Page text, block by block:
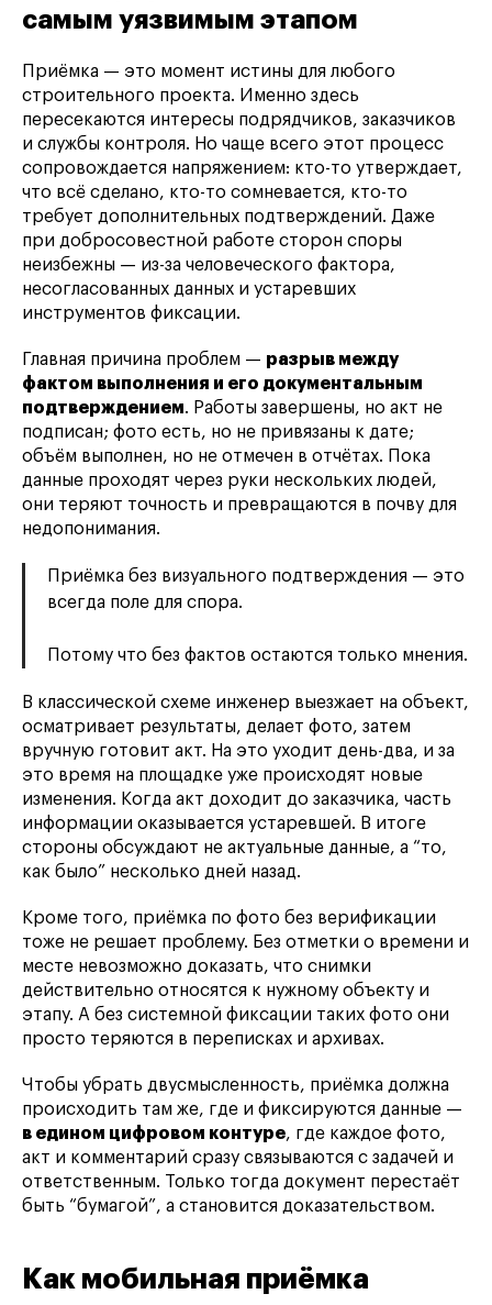
самым уязвимым этапом
Приёмка — это момент истины для любого
строительного проекта. Именно здесь
пересекаются интересы подрядчиков, заказчиков
и службы контроля. Но чаще всего этот процесс
сопровождается напряжением: кто-то утверждает,
что всё сделано, кто-то сомневается, кто-то
требует дополнительных подтверждений. Даже
при добросовестной работе сторон споры
неизбежны — из-за человеческого фактора,
несогласованных данных и устаревших
инструментов фиксации.
Главная причина проблем — разрыв между
фактом выполнения и его документальным
подтверждением. Работы завершены, но акт не
подписан; фото есть, но не привязаны к дате;
объём выполнен, но не отмечен в отчётах. Пока
данные проходят через руки нескольких людей,
они теряют точность и превращаются в почву для
недопонимания.
Приёмка без визуального подтверждения — это
всегда поле для спора.
Потому что без фактов остаются только мнения.
В классической схеме инженер выезжает на объект,
осматривает результаты, делает фото, затем
вручную готовит акт. На это уходит день-два, и за
это время на площадке уже происходят новые
изменения. Когда акт доходит до заказчика, часть
информации оказывается устаревшей. В итоге
стороны обсуждают не актуальные данные, а “то,
как было” несколько дней назад.
Кроме того, приёмка по фото без верификации
тоже не решает проблему. Без отметки о времени и
месте невозможно доказать, что снимки
действительно относятся к нужному объекту и
этапу. А без системной фиксации таких фото они
просто теряются в переписках и архивах.
Чтобы убрать двусмысленность, приёмка должна
происходить там же, где и фиксируются данные —
в едином цифровом контуре, где каждое фото,
акт и комментарий сразу связываются с задачей и
ответственным. Только тогда документ перестаёт
быть “бумагой”, а становится доказательством.
Как мобильная приёмка